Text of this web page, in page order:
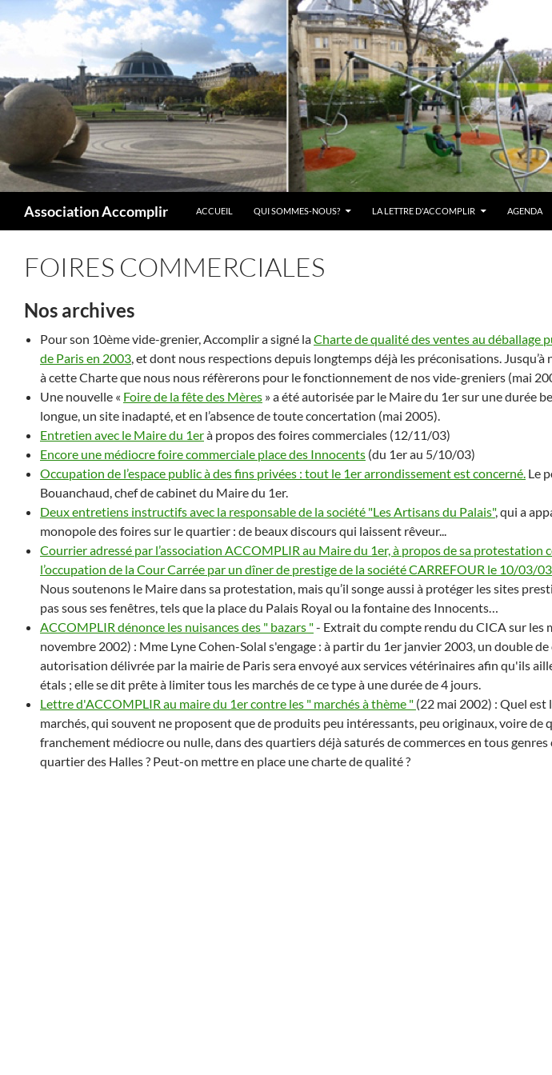
au
Association Accomplir ACCUEIL QUI SOMMES-NOUS? LA LETTRE D'ACCOMPLIR AGENDA
FOIRES COMMERCIALES
Nos archives
Pour son 10ème vide-grenier, Accomplir a signé laCharte de qualité des ventes au déballage
de Paris en 2003, et dont nous respections depuis longtemps déjà les préconisations. Jusqu’à
à cette Charte que nous nous réfèrerons pour le fonctionnement de nos vide-greniers (mai
Une nouvelle « Foire de la fête des Mères » a été autorisée par le Maire du 1er sur une durée
longue, un site inadapté, et en l’absence de toute concertation (mai 2005).
Entretien avec le Maire du 1erà propos des foires commerciales (12/11/03)
Encore une médiocre foire commerciale place des Innocents (du 1er au 5/10/03)
Occupation de l’espace public à des fins privées : tout le 1er arrondissement est concerné. Le
Bouanchaud, chef de cabinet du Maire du 1er.
Deux entretiens instructifs avec la responsable de la société "Les Artisans du Palais", qui a
monopole des foires sur le quartier : de beaux discours qui laissent rêveur...
Courrier adressé par l’association ACCOMPLIR au Maire du 1er, à propos de sa protestation
l’occupation de la Cour Carrée par un dîner de prestige de la société CARREFOUR le 10/03/03
Nous soutenons le Maire dans sa protestation, mais qu’il songe aussi à protéger les sites
pas sous ses fenêtres, tels que la place du Palais Royal ou la fontaine des Innocents…
ACCOMPLIR dénonce les nuisances des " bazars "- Extrait du compte rendu du CICA sur les
novembre 2002) : Mme Lyne Cohen-Solal s'engage : à partir du 1er janvier 2003, un double de
autorisation délivrée par la mairie de Paris sera envoyé aux services vétérinaires afin qu'ils
étals ; elle se dit prête à limiter tous les marchés de ce type à une durée de 4 jours.
Lettre d'ACCOMPLIR au maire du 1er contre les " marchés à thème " (22 mai 2002) : Quel est
marchés, qui souvent ne proposent que de produits peu intéressants, peu originaux, voire de
franchement médiocre ou nulle, dans des quartiers déjà saturés de commerces en tous genres
quartier des Halles ? Peut-on mettre en place une charte de qualité ?